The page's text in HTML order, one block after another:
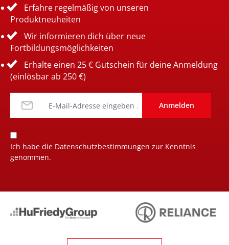
Erfahre regelmäßig von unseren
Produktneuheiten
Wir informieren dich über neue
Fortbildungsmöglichkeiten
Erhalte einen 25 € Gutschein für deine Anmeldung
(einlösbar ab 250 €)
Anmelden
Ich habe die Datenschutzbestimmungen zur Kenntnis
genommen.